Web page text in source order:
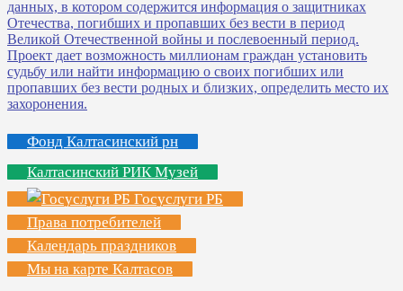
Фонд Калтасинский рн
Калтасинский РИК Музей
Госуслуги РБ
Права потребителей
Календарь праздников
Мы на карте Калтасов